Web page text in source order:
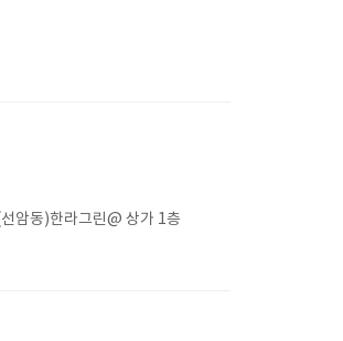
암동)한라그린@ 상가 1층